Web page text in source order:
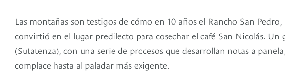
Las montañas son testigos de cómo en 10 años el Rancho San
convirtió en el lugar predilecto para cosechar el café San Nicolás. Un
(Sutatenza), con una serie de procesos que desarrollan notas a
complace hasta al paladar más exigente.